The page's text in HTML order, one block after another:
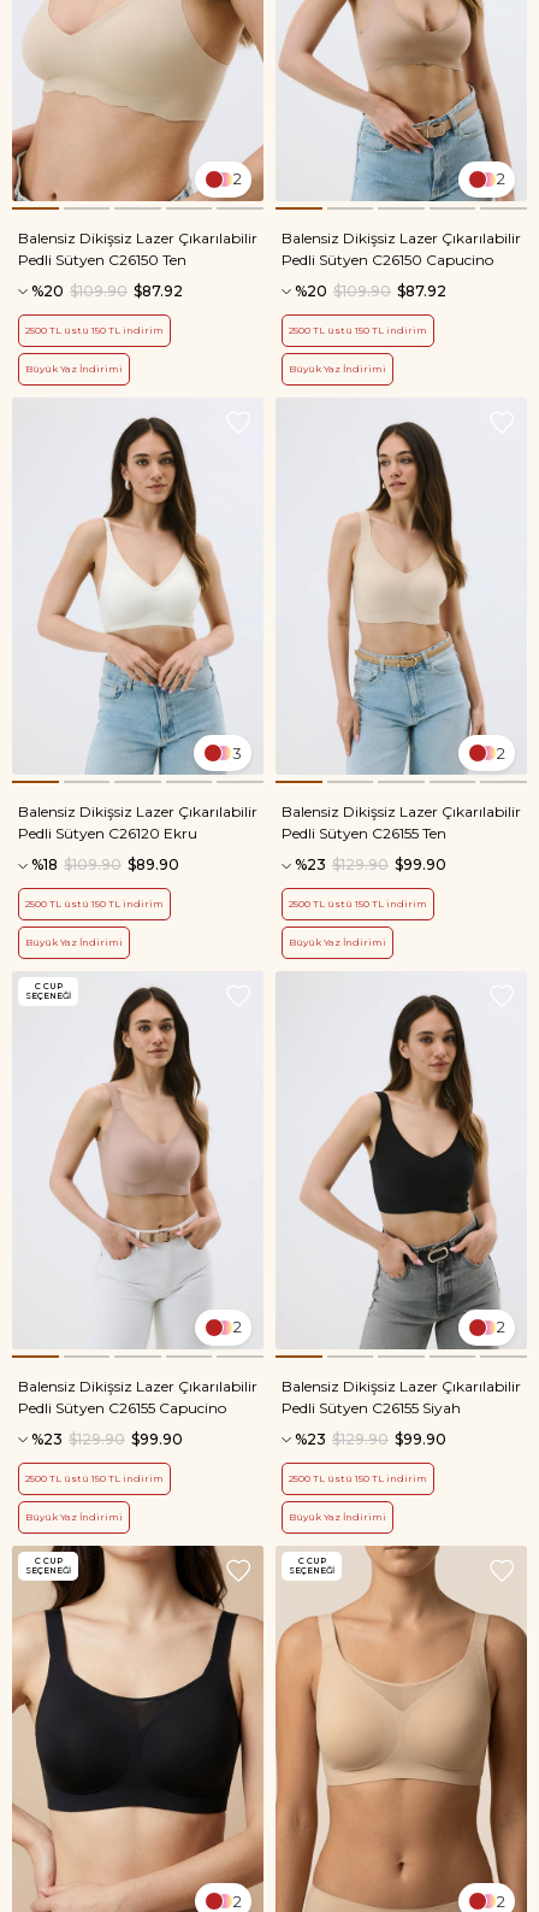
2
Balensiz Dikişsiz Lazer Çıkarılabilir
Pedli Sütyen C26150 Ten
%20
$87.92
$109.90
2500 TL üstü 150 TL indirim
Büyük Yaz İndirimi
2
Balensiz Dikişsiz Lazer Çıkarılabilir
Pedli Sütyen C26150 Capucino
%20
$87.92
$109.90
2500 TL üstü 150 TL indirim
Büyük Yaz İndirimi
3
Balensiz Dikişsiz Lazer Çıkarılabilir
Pedli Sütyen C26120 Ekru
%18
$89.90
$109.90
2500 TL üstü 150 TL indirim
Büyük Yaz İndirimi
2
Balensiz Dikişsiz Lazer Çıkarılabilir
Pedli Sütyen C26155 Ten
%23
$99.90
$129.90
2500 TL üstü 150 TL indirim
Büyük Yaz İndirimi
2
Balensiz Dikişsiz Lazer Çıkarılabilir
Pedli Sütyen C26155 Capucino
%23
$99.90
$129.90
2500 TL üstü 150 TL indirim
Büyük Yaz İndirimi
C CUP
SEÇENEĞI
2
Balensiz Dikişsiz Lazer Çıkarılabilir
Pedli Sütyen C26155 Siyah
%23
$99.90
$129.90
2500 TL üstü 150 TL indirim
Büyük Yaz İndirimi
2
C CUP
SEÇENEĞI
2
C CUP
SEÇENEĞI